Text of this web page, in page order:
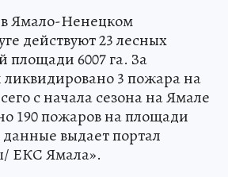
Ямало-Ненецком
действуют 23 лесных
6007 га. За
3 пожара на
с начала сезона на Ямале
190 пожаров на площади
данные выдает портал
ЕКС Ямала».